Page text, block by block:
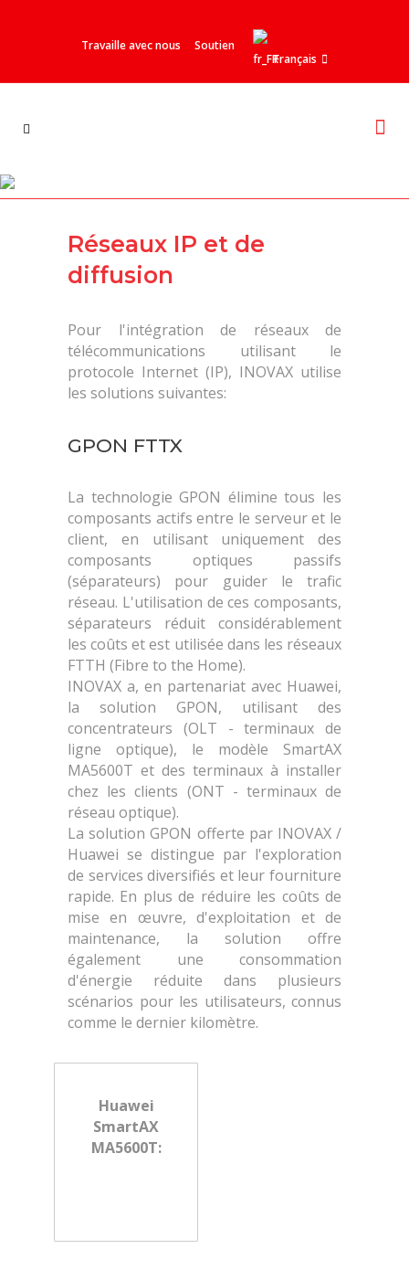
Travaille avec nous
Soutien
Français
Réseaux IP et de
diffusion
Pour l'intégration de réseaux de
télécommunications utilisant le
protocole Internet (IP), INOVAX utilise
les solutions suivantes:
GPON FTTX
La technologie GPON élimine tous les
composants actifs entre le serveur et le
client, en utilisant uniquement des
composants optiques passifs
(séparateurs) pour guider le trafic
réseau. L'utilisation de ces composants,
séparateurs réduit considérablement
les coûts et est utilisée dans les réseaux
FTTH (Fibre to the Home).
INOVAX a, en partenariat avec Huawei,
la solution GPON, utilisant des
concentrateurs (OLT - terminaux de
ligne optique), le modèle SmartAX
MA5600T et des terminaux à installer
chez les clients (ONT - terminaux de
réseau optique).
La solution GPON offerte par INOVAX /
Huawei se distingue par l'exploration
de services diversifiés et leur fourniture
rapide. En plus de réduire les coûts de
mise en œuvre, d'exploitation et de
maintenance, la solution offre
également une consommation
d'énergie réduite dans plusieurs
scénarios pour les utilisateurs, connus
comme le dernier kilomètre.
Huawei
SmartAX
MA5600T: